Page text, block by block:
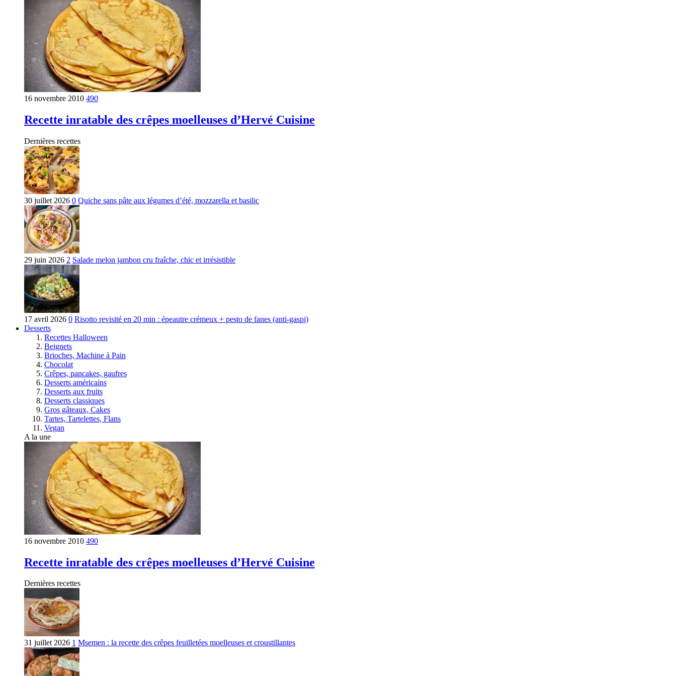
16 novembre 2010 490
Recette inratable des crêpes moelleuses d’Hervé Cuisine
Dernières recettes
30 juillet 2026 0 Quiche sans pâte aux légumes d’été, mozzarella et basilic
29 juin 2026 2 Salade melon jambon cru fraîche, chic et irrésistible
17 avril 2026 0 Risotto revisité en 20 min : épeautre crémeux + pesto de fanes (anti-gaspi)
Desserts
Recettes Halloween
Beignets
Brioches, Machine à Pain
Chocolat
Crêpes, pancakes, gaufres
Desserts américains
Desserts aux fruits
Desserts classiques
Gros gâteaux, Cakes
Tartes, Tartelettes, Flans
Vegan
A la une
16 novembre 2010 490
Recette inratable des crêpes moelleuses d’Hervé Cuisine
Dernières recettes
31 juillet 2026 1 Msemen : la recette des crêpes feuilletées moelleuses et croustillantes